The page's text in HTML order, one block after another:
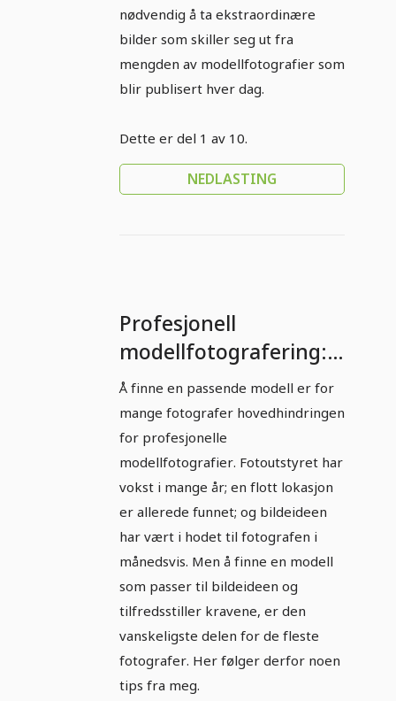
nødvendig å ta ekstraordinære
bilder som skiller seg ut fra
mengden av modellfotografier som
blir publisert hver dag.
Dette er del 1 av 10.
NEDLASTING
Profesjonell
modellfotografering:
Del 3 - Finne passende
modeller.
Å finne en passende modell er for
mange fotografer hovedhindringen
for profesjonelle
modellfotografier. Fotoutstyret har
vokst i mange år; en flott lokasjon
er allerede funnet; og bildeideen
har vært i hodet til fotografen i
månedsvis. Men å finne en modell
som passer til bildeideen og
tilfredsstiller kravene, er den
vanskeligste delen for de fleste
fotografer. Her følger derfor noen
tips fra meg.